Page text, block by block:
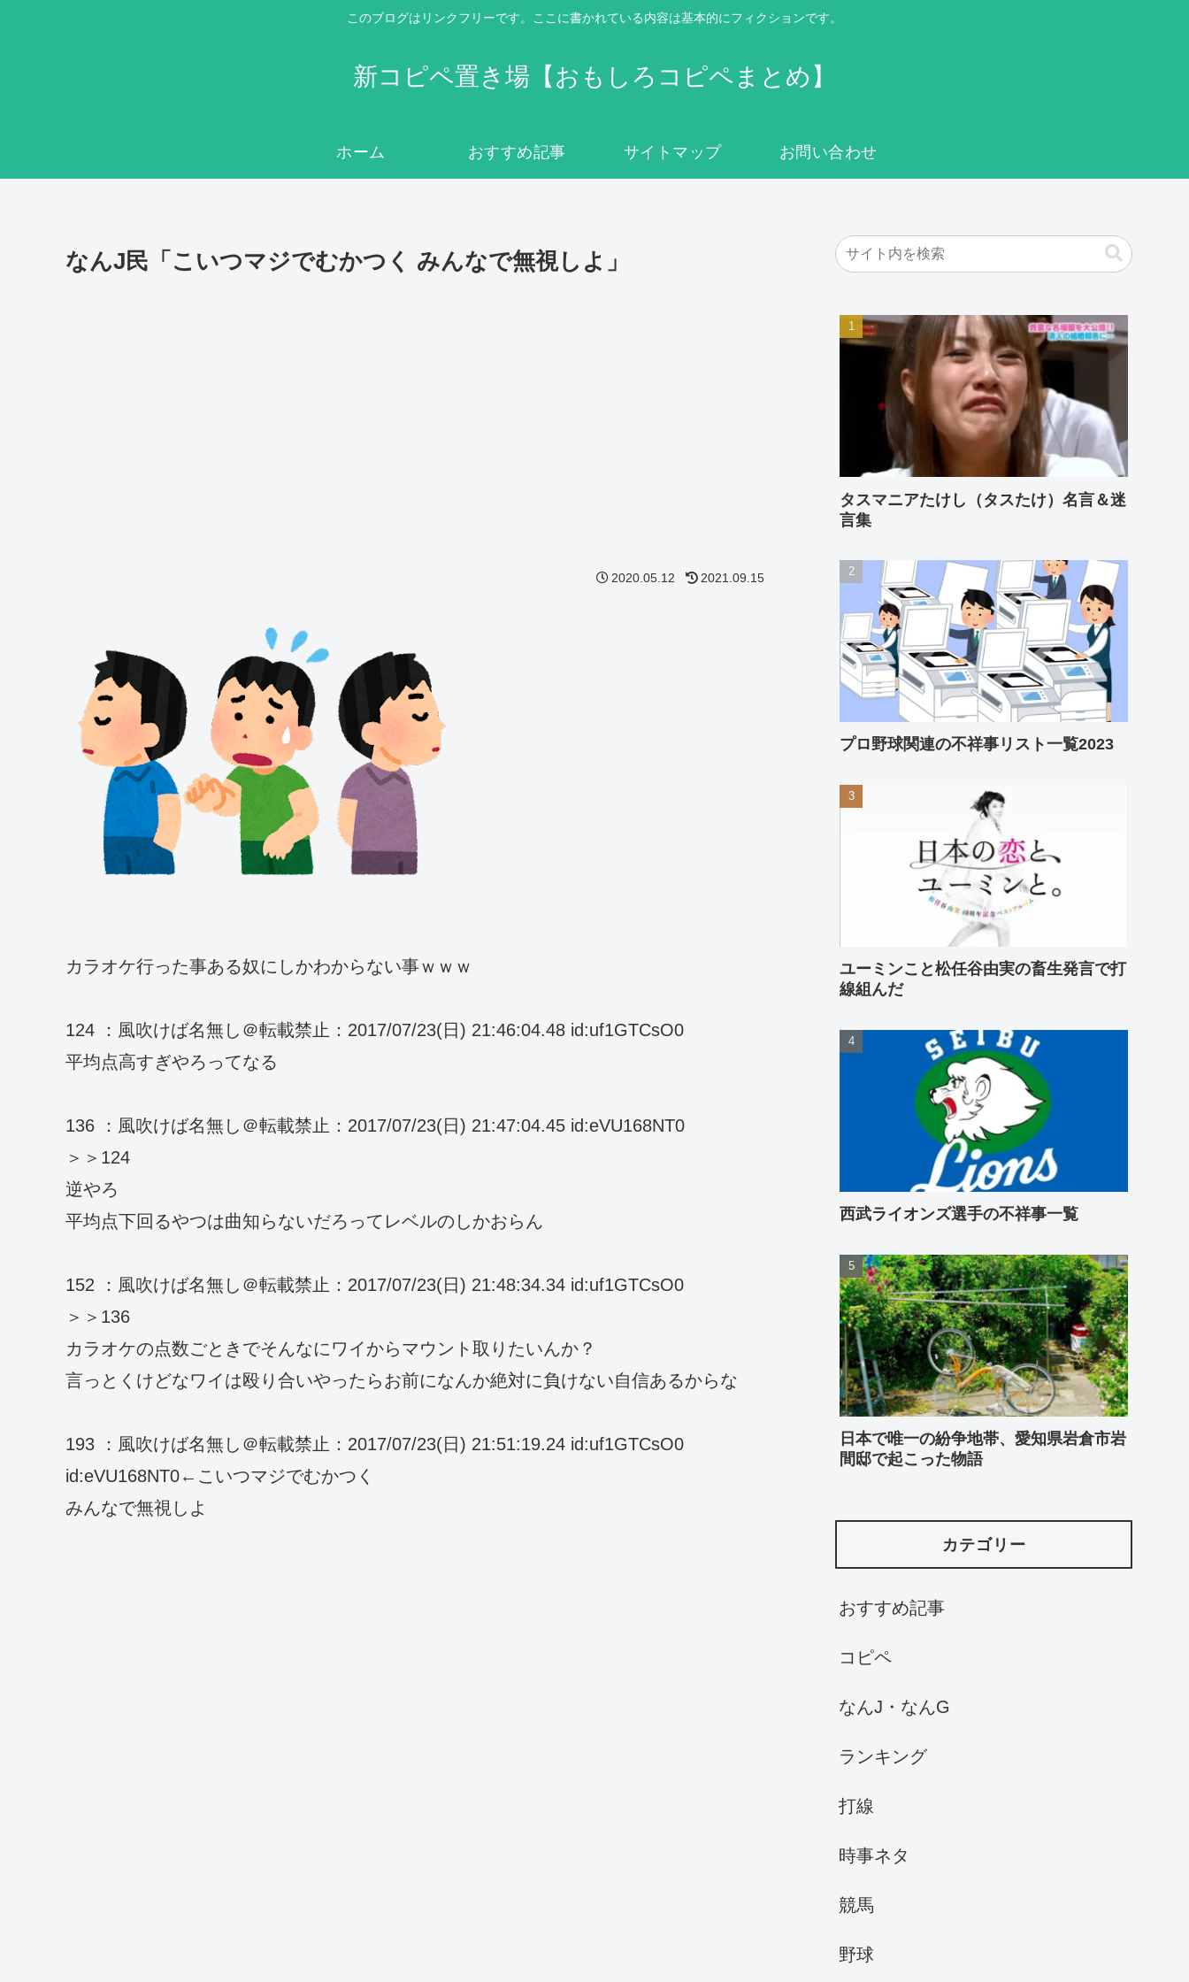
このブログはリンクフリーです。ここに書かれている内容は基本的にフィクションです。
新コピペ置き場【おもしろコピペまとめ】
ホーム おすすめ記事 サイトマップ お問い合わせ
なんJ民「こいつマジでむかつく みんなで無視しよ」
2020.05.12 2021.09.15
カラオケ行った事ある奴にしかわからない事ｗｗｗ
124 ：風吹けば名無し＠転載禁止：2017/07/23(日) 21:46:04.48 id:uf1GTCsO0
平均点高すぎやろってなる
136 ：風吹けば名無し＠転載禁止：2017/07/23(日) 21:47:04.45 id:eVU168NT0
＞＞124
逆やろ
平均点下回るやつは曲知らないだろってレベルのしかおらん
152 ：風吹けば名無し＠転載禁止：2017/07/23(日) 21:48:34.34 id:uf1GTCsO0
＞＞136
カラオケの点数ごときでそんなにワイからマウント取りたいんか？
言っとくけどなワイは殴り合いやったらお前になんか絶対に負けない自信あるからな
193 ：風吹けば名無し＠転載禁止：2017/07/23(日) 21:51:19.24 id:uf1GTCsO0
id:eVU168NT0←こいつマジでむかつく
みんなで無視しよ
タスマニアたけし（タスたけ）名言＆迷
言集
プロ野球関連の不祥事リスト一覧2023
ユーミンこと松任谷由実の畜生発言で打
線組んだ
西武ライオンズ選手の不祥事一覧
日本で唯一の紛争地帯、愛知県岩倉市岩
間邸で起こった物語
カテゴリー
おすすめ記事
コピペ
なんJ・なんG
ランキング
打線
時事ネタ
競馬
野球